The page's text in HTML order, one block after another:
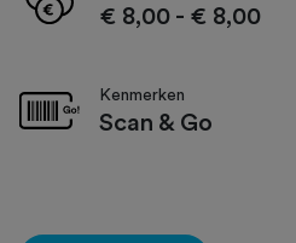
€ 8,00 - € 8,00
Kenmerken
Scan & Go